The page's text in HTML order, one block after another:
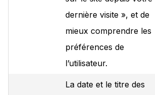
dernière visite », et de
mieux comprendre les
préférences de
l’utilisateur.
La date et le titre des